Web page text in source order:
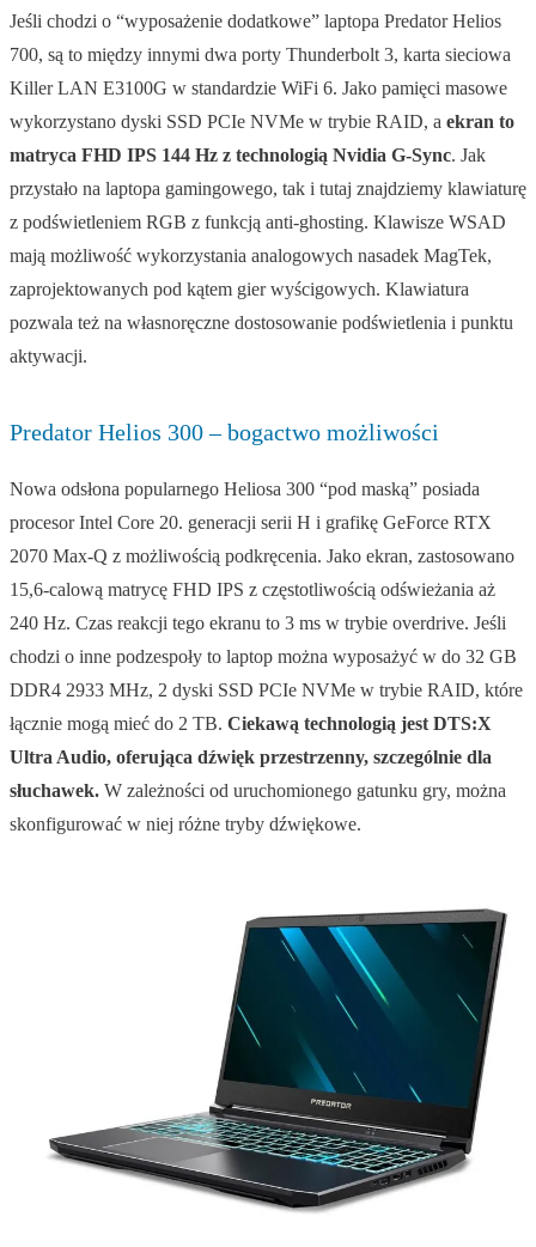
Jeśli chodzi o “wyposażenie dodatkowe” laptopa Predator Helios
700, są to między innymi dwa porty Thunderbolt 3, karta sieciowa
Killer LAN E3100G w standardzie WiFi 6. Jako pamięci masowe
wykorzystano dyski SSD PCIe NVMe w trybie RAID, a ekran to
matryca FHD IPS 144 Hz z technologią Nvidia G-Sync. Jak
przystało na laptopa gamingowego, tak i tutaj znajdziemy klawiaturę
z podświetleniem RGB z funkcją anti-ghosting. Klawisze WSAD
mają możliwość wykorzystania analogowych nasadek MagTek,
zaprojektowanych pod kątem gier wyścigowych. Klawiatura
pozwala też na własnoręczne dostosowanie podświetlenia i punktu
aktywacji.
Predator Helios 300 – bogactwo możliwości
Nowa odsłona popularnego Heliosa 300 “pod maską” posiada
procesor Intel Core 20. generacji serii H i grafikę GeForce RTX
2070 Max-Q z możliwością podkręcenia. Jako ekran, zastosowano
15,6-calową matrycę FHD IPS z częstotliwością odświeżania aż
240 Hz. Czas reakcji tego ekranu to 3 ms w trybie overdrive. Jeśli
chodzi o inne podzespoły to laptop można wyposażyć w do 32 GB
DDR4 2933 MHz, 2 dyski SSD PCIe NVMe w trybie RAID, które
łącznie mogą mieć do 2 TB. Ciekawą technologią jest DTS:X
Ultra Audio, oferująca dźwięk przestrzenny, szczególnie dla
słuchawek. W zależności od uruchomionego gatunku gry, można
skonfigurować w niej różne tryby dźwiękowe.